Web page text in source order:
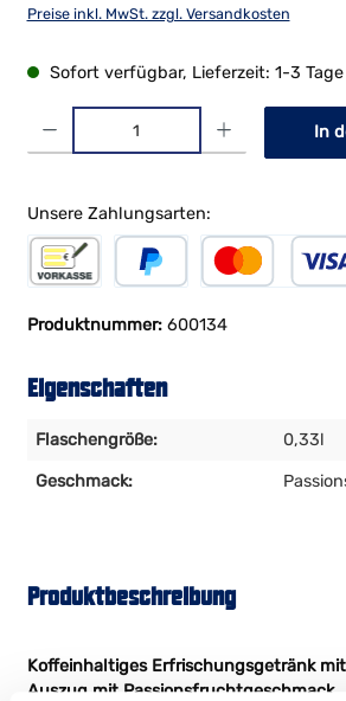
Preise inkl. MwSt. zzgl. Versandkosten
Sofort verfügbar, Lieferzeit: 1-3 Tage
Produkt Anzahl: Gib den gewünschten
In
Unsere Zahlungsarten:
Produktnummer: 600134
Eigenschaften
Flaschengröße: 0,33l
Geschmack:
Produktbeschreibung
Koffeinhaltiges Erfrischungsgetränk
Auszug mit Passionsfruchtgeschmack